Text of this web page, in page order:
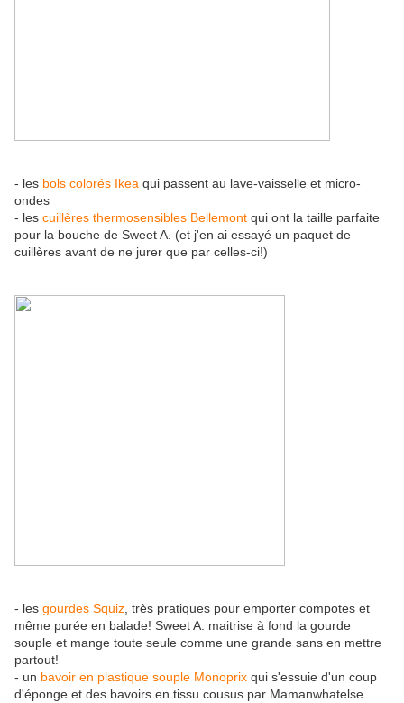
- les bols colorés Ikea qui passent au lave-vaisselle et micro-
ondes
- les cuillères thermosensibles Bellemont qui ont la taille parfaite
pour la bouche de Sweet A. (et j'en ai essayé un paquet de
cuillères avant de ne jurer que par celles-ci!)
- les gourdes Squiz , très pratiques pour emporter compotes et
même purée en balade! Sweet A. maitrise à fond la gourde
souple et mange toute seule comme une grande sans en mettre
partout!
- un bavoir en plastique souple Monoprix qui s'essuie d'un coup
d'éponge et des bavoirs en tissu cousus par Mamanwhatelse